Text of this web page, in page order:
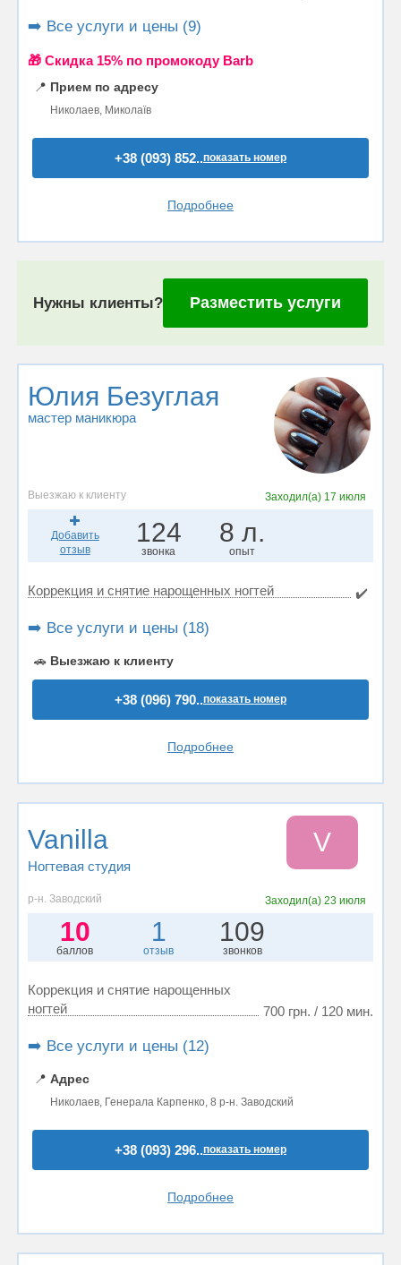
➡️ Все услуги и цены (9)
🎁 Cкидка 15% по промокоду Barb
📍 Прием по адресу
Николаев, Миколаїв
+38 (093) 852..показать номер
Подробнее
Нужны клиенты? Разместить услуги
Юлия Безуглая
мастер маникюра
Выезжаю к клиенту Заходил(а) 17 июля
Добавить
отзыв
124
звонка
8 л.
опыт
Коррекция и снятие нарощенных ногтей ✔️
➡️ Все услуги и цены (18)
🚗 Выезжаю к клиенту
+38 (096) 790..показать номер
Подробнее
Vanilla
Ногтевая студия
V
р-н. Заводский Заходил(а)23 июля
10
баллов
1
отзыв
109
звонков
Коррекция и снятие нарощенных
ногтей
700 грн. / 120 мин.
➡️ Все услуги и цены (12)
📍 Адрес
Николаев, Генерала Карпенко, 8 р-н. Заводский
+38 (093) 296..показать номер
Подробнее